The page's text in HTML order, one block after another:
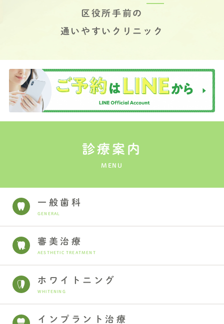
区役所手前の
通いやすいクリニック
診療案内
MENU
一般歯科
GENERAL
審美治療
AESTHETIC TREATMENT
ホワイトニング
WHITENING
インプラント治療